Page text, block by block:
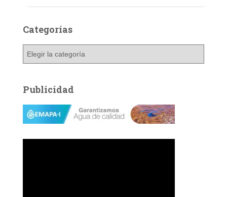
Categorías
g
o
a
Publicidad